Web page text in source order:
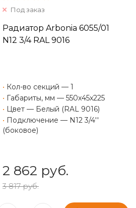
Под заказ
Радиатор Arbonia 6055/01
N12 3/4 RAL 9016
• Кол-во секций — 1
• Габариты, мм — 550x45x225
• Цвет — Белый (RAL 9016)
• Подключение — N12 3/4''
(боковое)
2 862 руб.
3 817 руб.